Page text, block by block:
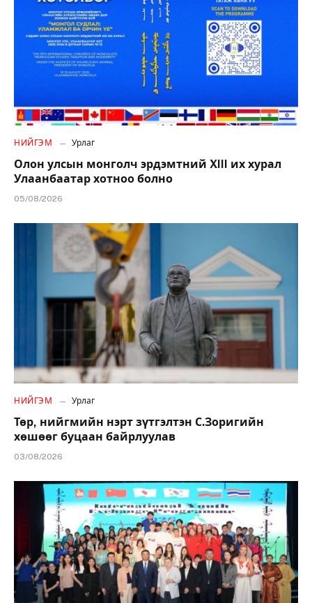
НИЙГЭМ Урлаг
Олон улсын монголч эрдэмтний XIII их хурал
Улаанбаатар хотноо болно
05/08/2026
НИЙГЭМ Урлаг
Төр, нийгмийн нэрт зүтгэлтэн С.Зоригийн
хөшөөг буцаан байрлуулав
03/08/2026